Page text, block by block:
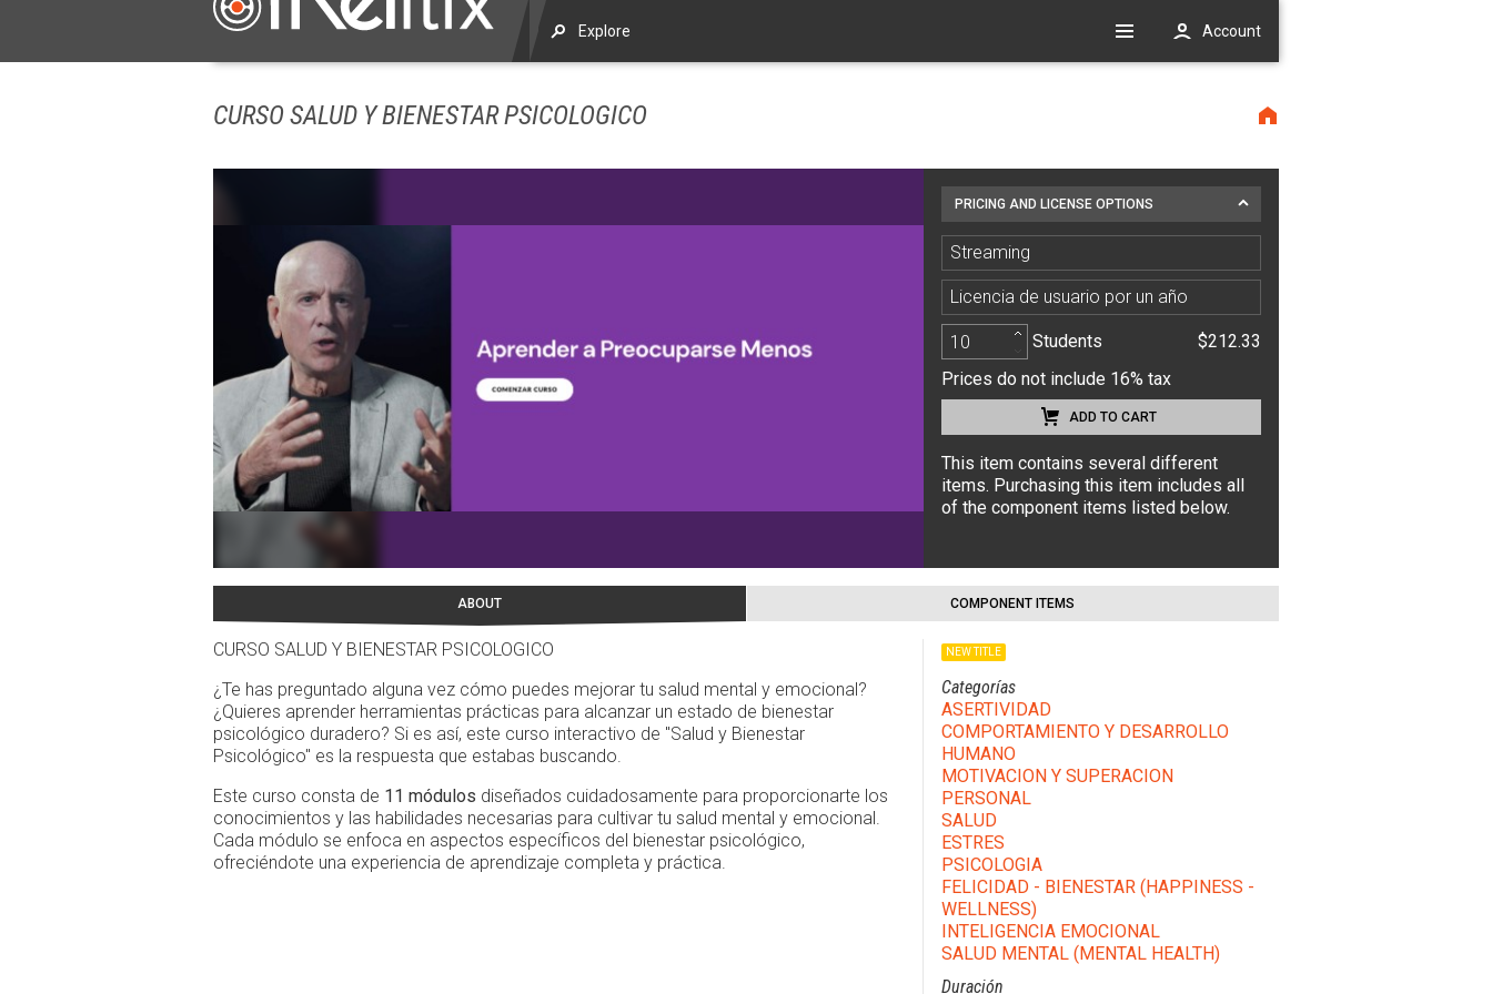
CURSO SALUD Y BIENESTAR PSICOLOGICO
PRICING AND LICENSE OPTIONS
Streaming
Licencia de usuario por un año
Students
$212.33
Prices do not include 16% tax
ADD TO CART
This item contains several different
items. Purchasing this item includes all
of the component items listed below.
ABOUT COMPONENT ITEMS
CURSO SALUD Y BIENESTAR PSICOLOGICO
¿Te has preguntado alguna vez cómo puedes mejorar tu salud mental y emocional?
¿Quieres aprender herramientas prácticas para alcanzar un estado de bienestar
psicológico duradero? Si es así, este curso interactivo de "Salud y Bienestar
Psicológico" es la respuesta que estabas buscando.
Este curso consta de 11 módulos diseñados cuidadosamente para proporcionarte los
conocimientos y las habilidades necesarias para cultivar tu salud mental y emocional.
Cada módulo se enfoca en aspectos específicos del bienestar psicológico,
ofreciéndote una experiencia de aprendizaje completa y práctica.
NEW TITLE
Categorías
ASERTIVIDAD
COMPORTAMIENTO Y DESARROLLO
HUMANO
MOTIVACION Y SUPERACION
PERSONAL
SALUD
ESTRES
PSICOLOGIA
FELICIDAD - BIENESTAR (HAPPINESS -
WELLNESS)
INTELIGENCIA EMOCIONAL
SALUD MENTAL (MENTAL HEALTH)
Duración
Explore Account